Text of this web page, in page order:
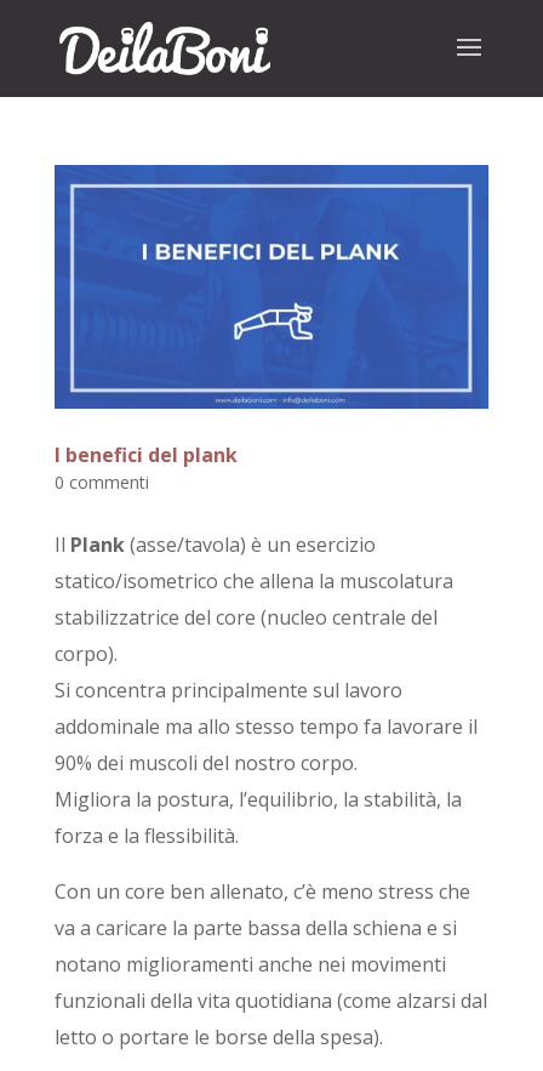
I benefici del plank
0 commenti
Il Plank(asse/tavola) è un esercizio
statico/isometrico che allena la muscolatura
stabilizzatrice del core (nucleo centrale del
corpo).
Si concentra principalmente sul lavoro
addominale ma allo stesso tempo fa lavorare il
90% dei muscoli del nostro corpo.
Migliora la postura, l’equilibrio, la stabilità, la
forza e la flessibilità.
Con un core ben allenato, c’è meno stress che
va a caricare la parte bassa della schiena e si
notano miglioramenti anche nei movimenti
funzionali della vita quotidiana (come alzarsi dal
letto o portare le borse della spesa).